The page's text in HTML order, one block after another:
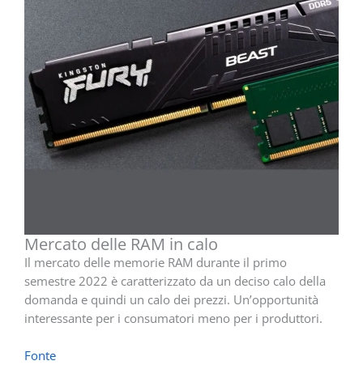
Mercato delle RAM in calo
Il mercato delle memorie RAM durante il primo
semestre 2022 è caratterizzato da un deciso calo della
domanda e quindi un calo dei prezzi. Un’opportunità
interessante per i consumatori meno per i produttori.
Fonte